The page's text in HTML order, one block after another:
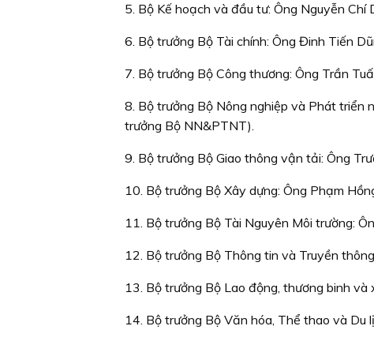
5. Bộ Kế hoạch và đầu tư: Ông Nguyễn Chí
6. Bộ trưởng Bộ Tài chính: Ông Đinh Tiến
7. Bộ trưởng Bộ Công thương: Ông Trần
8. Bộ trưởng Bộ Nông nghiệp và Phát triển
trưởng Bộ NN&PTNT).
9. Bộ trưởng Bộ Giao thông vận tải: Ông
10. Bộ trưởng Bộ Xây dựng: Ông Phạm
11. Bộ trưởng Bộ Tài Nguyên Môi trường:
12. Bộ trưởng Bộ Thông tin và Truyền
13. Bộ trưởng Bộ Lao động, thương binh
14. Bộ trưởng Bộ Văn hóa, Thể thao và